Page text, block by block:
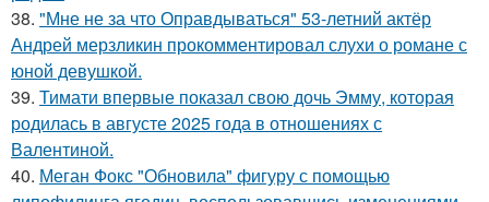
38. "Мне не за что Оправдываться" 53-летний актёр
Андрей мерзликин прокомментировал слухи о романе с
юной девушкой.
39. Тимати впервые показал свою дочь Эмму, которая
родилась в августе 2025 года в отношениях с
Валентиной.
40. Меган Фокс "Обновила" фигуру с помощью